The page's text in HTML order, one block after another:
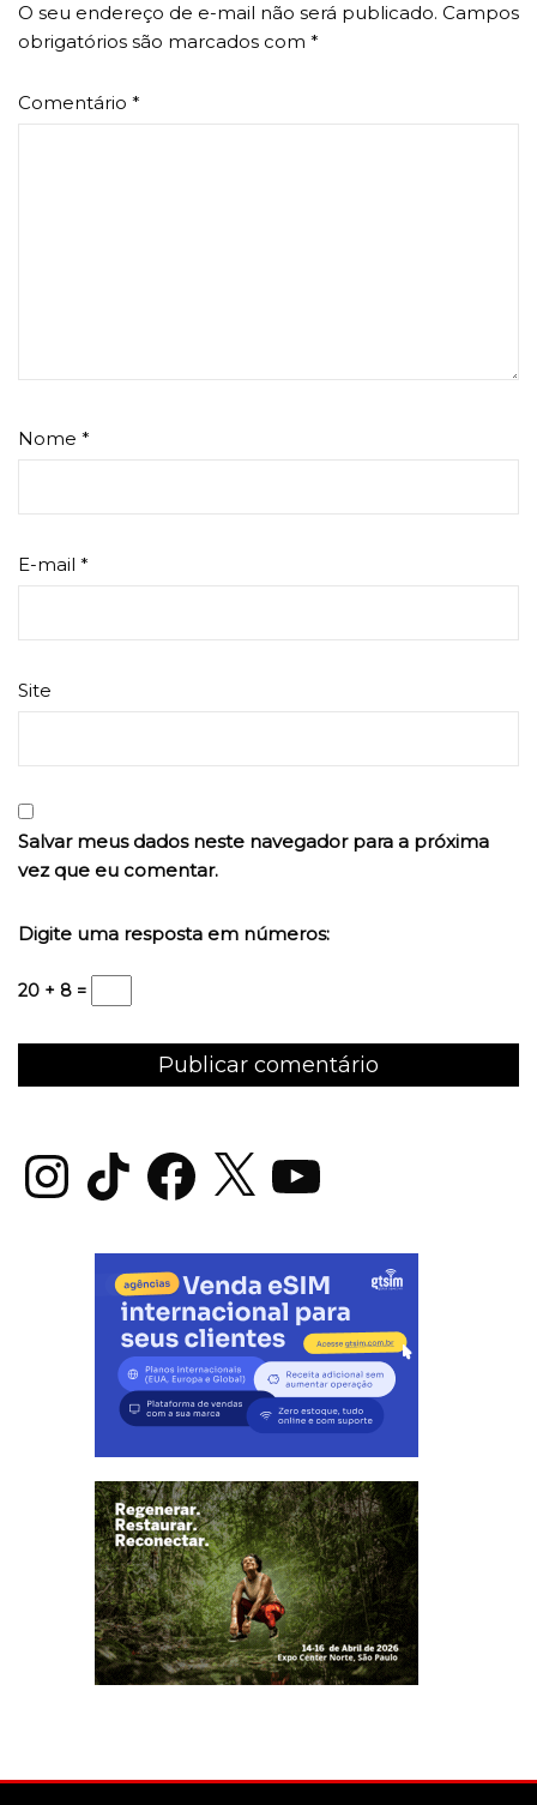
O seu endereço de e-mail não será publicado. Campos
obrigatórios são marcados com *
Comentário *
Nome *
E-mail *
Site
Salvar meus dados neste navegador para a próxima
vez que eu comentar.
Digite uma resposta em números:
20 + 8 =
InstagramTikTok Facebook
X YouTube